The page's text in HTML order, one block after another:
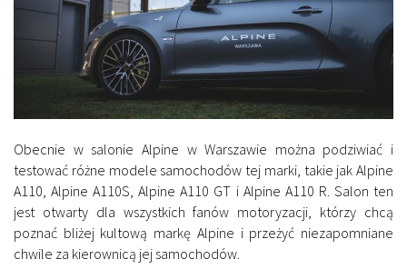
Obecnie w salonie Alpine w Warszawie można podziwiać i
testować różne modele samochodów tej marki, takie jak Alpine
A110, Alpine A110S, Alpine A110 GT i Alpine A110 R. Salon ten
jest otwarty dla wszystkich fanów motoryzacji, którzy chcą
poznać bliżej kultową markę Alpine i przeżyć niezapomniane
chwile za kierownicą jej samochodów.